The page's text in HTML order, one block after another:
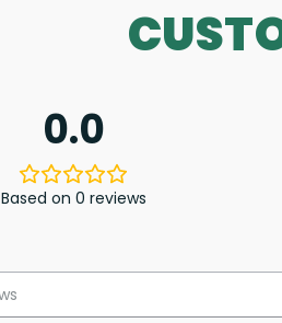
0.0
Based on 0 reviews